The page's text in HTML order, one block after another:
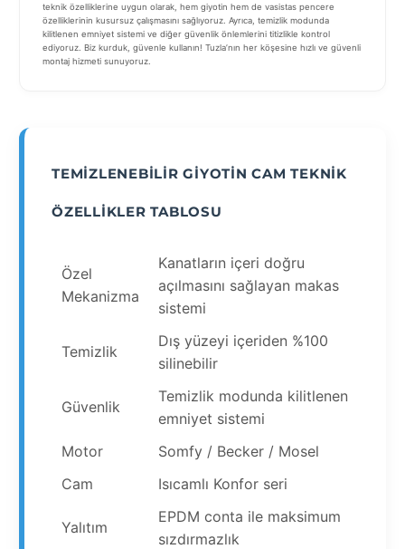
teknik özelliklerine uygun olarak, hem giyotin hem de vasistas pencere
özelliklerinin kusursuz çalışmasını sağlıyoruz. Ayrıca, temizlik modunda
kilitlenen emniyet sistemi ve diğer güvenlik önlemlerini titizlikle kontrol
ediyoruz. Biz kurduk, güvenle kullanın! Tuzla’nın her köşesine hızlı ve güvenli
montaj hizmeti sunuyoruz.
TEMIZLENEBILIR GIYOTIN CAM TEKNIK
ÖZELLIKLER TABLOSU
Özel
Mekanizma
Kanatların içeri doğru
açılmasını sağlayan makas
sistemi
Temizlik
Dış yüzeyi içeriden %100
silinebilir
Güvenlik
Temizlik modunda kilitlenen
emniyet sistemi
Motor
Somfy / Becker / Mosel
Cam
Isıcamlı Konfor seri
Yalıtım
EPDM conta ile maksimum
sızdırmazlık